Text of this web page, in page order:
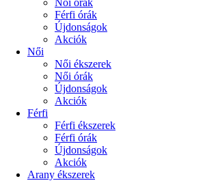
Női órák
Férfi órák
Újdonságok
Akciók
Női
Női ékszerek
Női órák
Újdonságok
Akciók
Férfi
Férfi ékszerek
Férfi órák
Újdonságok
Akciók
Arany ékszerek